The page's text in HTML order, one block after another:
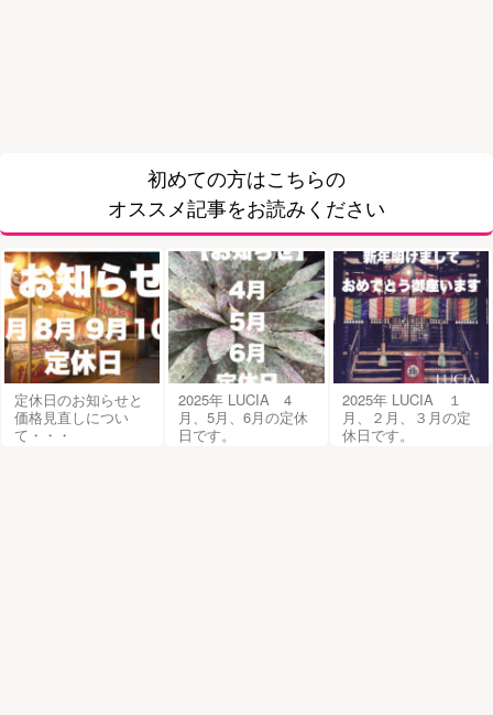
初めての方はこちらの
オススメ記事をお読みください
定休日のお知らせと
価格見直しについ
て・・・
2025年 LUCIA 4
月、5月、6月の定休
日です。
2025年 LUCIA １
月、２月、３月の定
休日です。